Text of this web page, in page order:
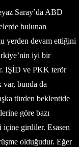
Saray’da ABD
bulunan
yerden devam ettiğini
iyi bir
IŞİD ve PKK terör
var, bunda da
türden beklentide
göre bazı
içine girdiler. Esasen
olduğudur. Eğer